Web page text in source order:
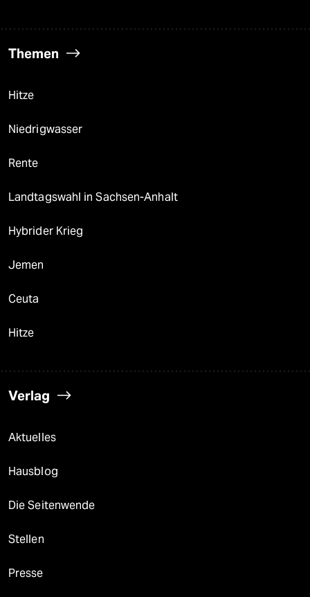
Themen
Hitze
Niedrigwasser
Rente
Landtagswahl in Sachsen-Anhalt
Hybrider Krieg
Jemen
Ceuta
Hitze
Verlag
Aktuelles
Hausblog
Die Seitenwende
Stellen
Presse